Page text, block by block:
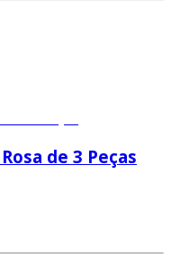
de 3 Peças